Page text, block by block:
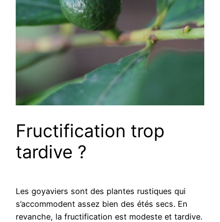
Fructification trop
tardive ?
Les goyaviers sont des plantes rustiques qui
s’accommodent assez bien des étés secs. En
revanche, la fructification est modeste et tardive.